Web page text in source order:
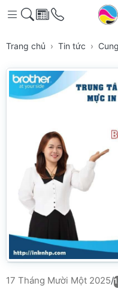
Trang chủ Tin tức
17 Tháng Mười Một 2025/